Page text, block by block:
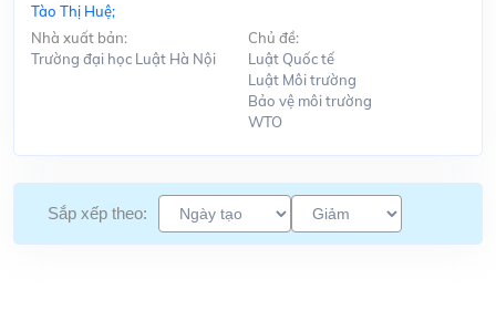
Tào Thị Huệ;
Nhà xuất bản:
Trường đại học Luật Hà Nội
Chủ đề:
Luật Quốc tế
Luật Môi trường
Bảo vệ môi trường
WTO
Sắp xếp theo: